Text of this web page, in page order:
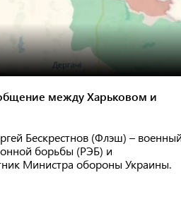
между Харьковом и
Бескрестнов (Флэш) – военный
борьбы (РЭБ) и
Министра обороны Украины.